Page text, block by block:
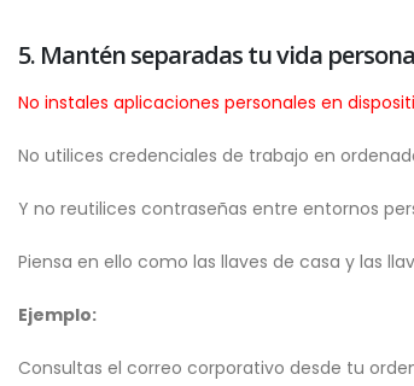
5. Mantén separadas tu vida
No instales aplicaciones personales en
No utilices credenciales de trabajo en
Y no reutilices contraseñas entre entornos
Piensa en ello como las llaves de casa y las
Ejemplo:
Consultas el correo corporativo desde tu